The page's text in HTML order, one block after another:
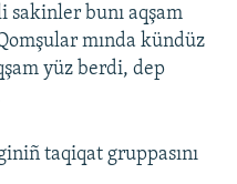
sakinler bunı aqşam
mında kündüz
yüz berdi, dep
taqiqat gruppasını